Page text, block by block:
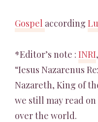
Gospel according
*Editor’s note : INRI
“Iesus Nazarenus
Nazareth, King of
we still may read
over the world.